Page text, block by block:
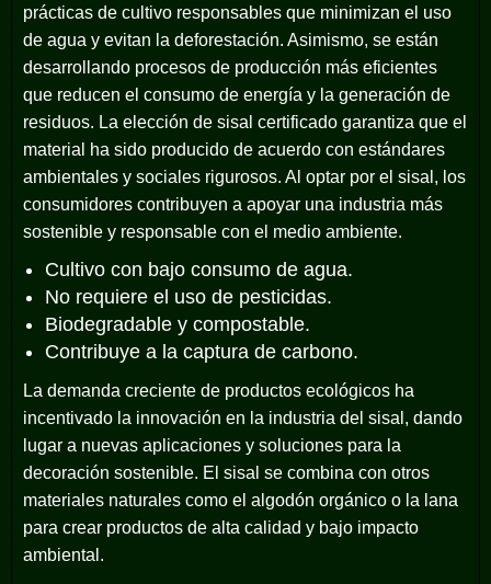
prácticas de cultivo responsables que minimizan el uso
de agua y evitan la deforestación. Asimismo, se están
desarrollando procesos de producción más eficientes
que reducen el consumo de energía y la generación de
residuos. La elección de sisal certificado garantiza que el
material ha sido producido de acuerdo con estándares
ambientales y sociales rigurosos. Al optar por el sisal, los
consumidores contribuyen a apoyar una industria más
sostenible y responsable con el medio ambiente.
Cultivo con bajo consumo de agua.
No requiere el uso de pesticidas.
Biodegradable y compostable.
Contribuye a la captura de carbono.
La demanda creciente de productos ecológicos ha
incentivado la innovación en la industria del sisal, dando
lugar a nuevas aplicaciones y soluciones para la
decoración sostenible. El sisal se combina con otros
materiales naturales como el algodón orgánico o la lana
para crear productos de alta calidad y bajo impacto
ambiental.